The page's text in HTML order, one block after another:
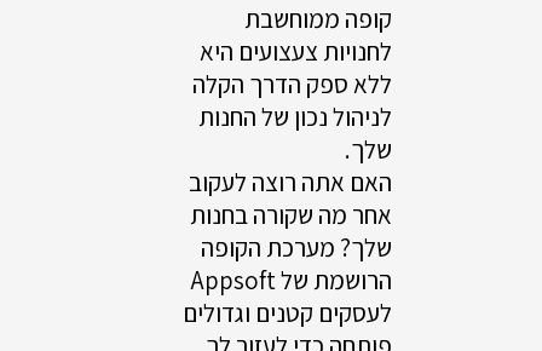
קופה ממוחשבת
לחנויות צעצועים היא
ללא ספק הדרך הקלה
לניהול נכון של החנות
שלך.
האם אתה רוצה לעקוב
אחר מה שקורה בחנות
שלך? מערכת הקופה
הרושמת של Appsoft
לעסקים קטנים וגדולים